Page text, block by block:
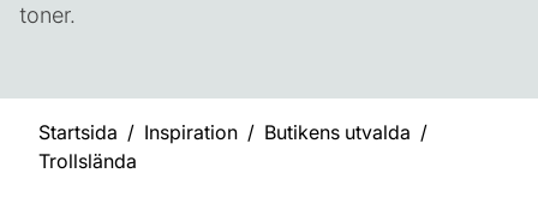
toner.
Startsida Inspiration
Butikens utvalda
Trollslända